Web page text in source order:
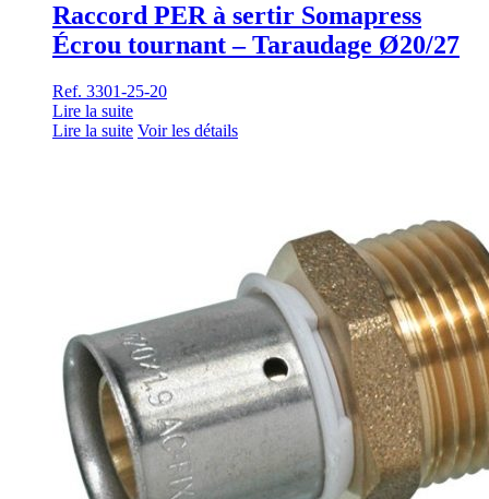
Raccord PER à sertir Somapress
Écrou tournant – Taraudage Ø20/27
Ref. 3301-25-20
Lire la suite
Lire la suite Voir les détails